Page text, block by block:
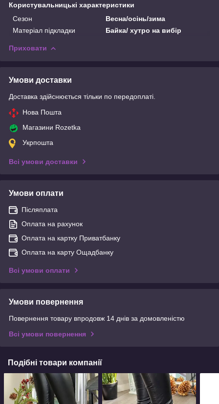
Користувальницькі характеристики
Сезон
Весна/осінь/зима
Матеріал підкладки
Байка/ хутро на вибір
Приховати
Умови доставки
Доставка здійснюється тільки по передоплаті.
Нова Пошта
Магазини Rozetka
Укрпошта
Всі умови доставки
Умови оплати
Післяплата
Оплата на рахунок
Оплата на картку Приватбанку
Оплата на карту Ощадбанку
Всі умови оплати
Умови повернення
Повернення товару впродовж 14 днів за домовленістю
Всі умови повернення
Подібні товари компанії